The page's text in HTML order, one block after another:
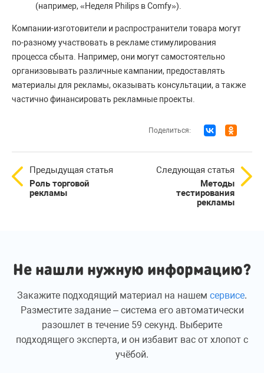
(например, «Неделя Philips в Comfy»).
Компании-изготовители и распространители товара могут
по-разному участвовать в рекламе стимулирования
процесса сбыта. Например, они могут самостоятельно
организовывать различные кампании, предоставлять
материалы для рекламы, оказывать консультации, а также
частично финансировать рекламные проекты.
Поделиться:
Предыдущая статья
Роль торговой
рекламы
Следующая статья
Методы
тестирования
рекламы
Не нашли нужную информацию?
Закажите подходящий материал на нашем сервисе.
Разместите задание – система его автоматически
разошлет в течение 59 секунд. Выберите
подходящего эксперта, и он избавит вас от хлопот с
учёбой.